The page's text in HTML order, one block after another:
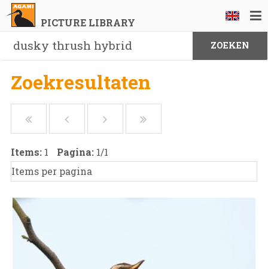
PICTURE LIBRARY
Zoekresultaten
Items: 1 Pagina: 1/1